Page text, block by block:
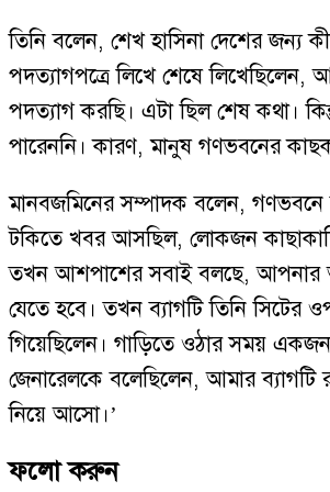
তিনি বলেন, শেখ হাসিনা দেশের জন্য
পদত্যাগপত্রে লিখে শেষে লিখেছিলেন,
পদত্যাগ করছি। এটা ছিল শেষ কথা।
পারেননি। কারণ, মানুষ গণভবনের
মানবজমিনের সম্পাদক বলেন, গণভবনে
টকিতে খবর আসছিল, লোকজন
তখন আশপাশের সবাই বলছে, আপনার
যেতে হবে। তখন ব্যাগটি তিনি সিটের
গিয়েছিলেন। গাড়িতে ওঠার সময় একজন
জেনারেলকে বলেছিলেন, আমার ব্যাগটি
নিয়ে আসো।’
ফলো করুন